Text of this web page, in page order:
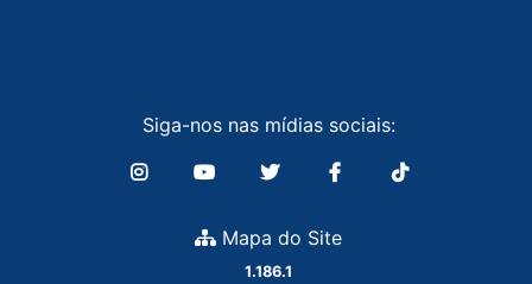
Siga-nos nas mídias sociais:
Mapa do Site
1.186.1